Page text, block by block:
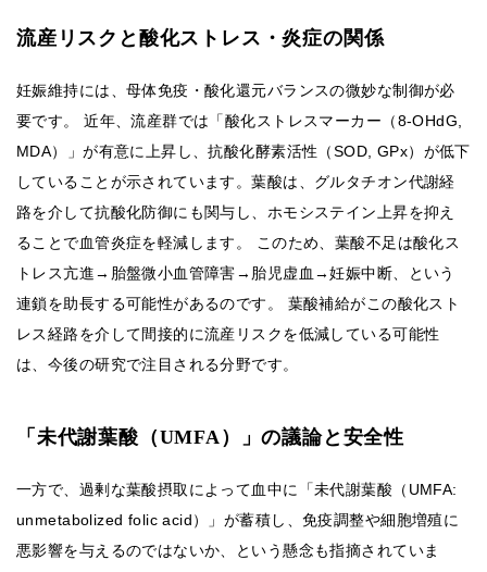
流産リスクと酸化ストレス・炎症の関係
妊娠維持には、母体免疫・酸化還元バランスの微妙な制御が必
要です。 近年、流産群では「酸化ストレスマーカー（8-OHdG,
MDA）」が有意に上昇し、抗酸化酵素活性（SOD, GPx）が低下
していることが示されています。葉酸は、グルタチオン代謝経
路を介して抗酸化防御にも関与し、ホモシステイン上昇を抑え
ることで血管炎症を軽減します。 このため、葉酸不足は酸化ス
トレス亢進→胎盤微小血管障害→胎児虚血→妊娠中断、という
連鎖を助長する可能性があるのです。 葉酸補給がこの酸化スト
レス経路を介して間接的に流産リスクを低減している可能性
は、今後の研究で注目される分野です。
「未代謝葉酸（UMFA）」の議論と安全性
一方で、過剰な葉酸摂取によって血中に「未代謝葉酸（UMFA:
unmetabolized folic acid）」が蓄積し、免疫調整や細胞増殖に
悪影響を与えるのではないか、という懸念も指摘されていま